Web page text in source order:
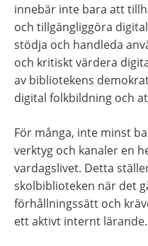
innebär inte bara att
och tillgängliggöra
stödja och handleda
och kritiskt värdera
av bibliotekens
digital folkbildning och
För många, inte minst
verktyg och kanaler en
vardagslivet. Detta
skolbiblioteken när det
förhållningssätt och
ett aktivt internt lärande.